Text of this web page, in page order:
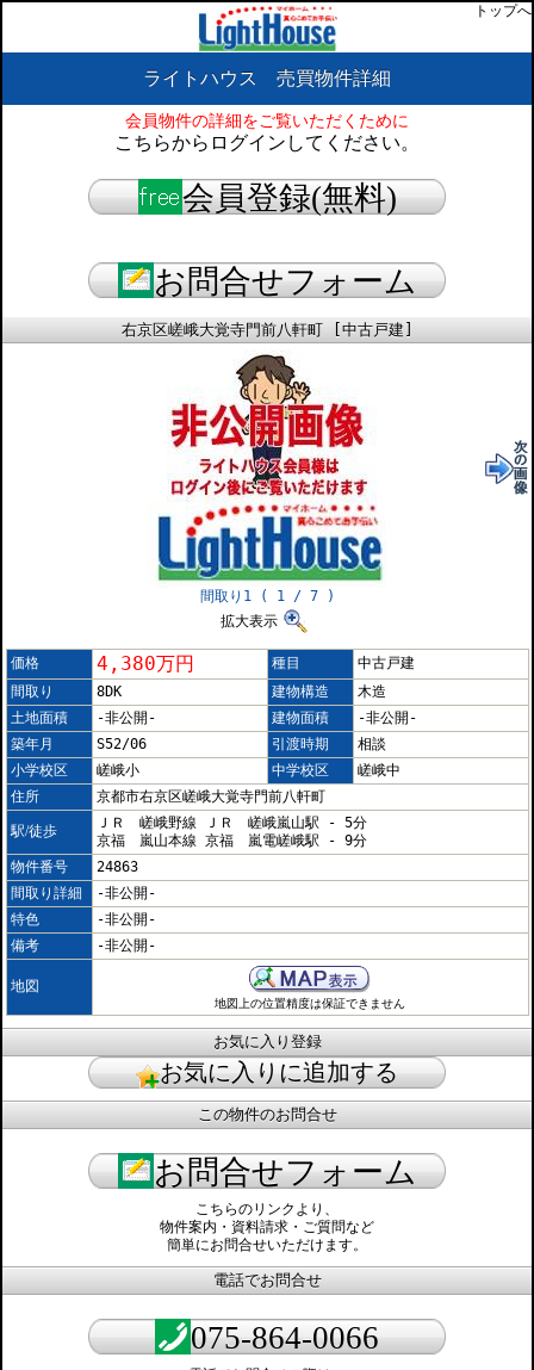
トップへ
ライトハウス 売買物件詳細
会員物件の詳細をご覧いただくために
こちらからログインしてください。
会員登録(無料)
お問合せフォーム
右京区嵯峨大覚寺門前八軒町 [中古戸建]
間取り1 ( 1 / 7 )
拡大表示
価格 4,380万円 種目
中古戸建
間取り
8DK 建物構造
木造
土地面積
-非公開- 建物面積
-非公開-
築年月
S52/06 引渡時期
相談
小学校区
嵯峨小 中学校区
嵯峨中
住所
京都市右京区嵯峨大覚寺門前八軒町
駅/徒歩
ＪＲ 嵯峨野線 ＪＲ 嵯峨嵐山駅 - 5分
京福 嵐山本線 京福 嵐電嵯峨駅 - 9分
物件番号
24863
間取り詳細
-非公開-
特色
-非公開-
備考
-非公開-
地図
地図上の位置精度は保証できません
お気に入り登録
お気に入りに追加する
この物件のお問合せ
お問合せフォーム
こちらのリンクより、
物件案内・資料請求・ご質問など
簡単にお問合せいただけます。
電話でお問合せ
075-864-0066